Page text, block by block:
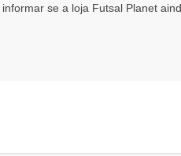
se a loja Futsal Planet